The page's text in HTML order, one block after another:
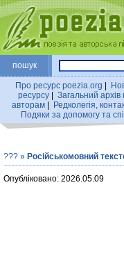
пошук
Про ресурс poezia.org
ресурсу| Загальний архiв
авторам
Редколегiя,
Подяки за допомогу та
??? » Російськомовний
Опубліковано: 2026.05.09